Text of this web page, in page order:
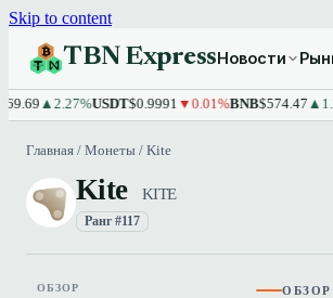
Skip to content
TBN ExpressНовости
▲2.27% USDT$0.9991▼0.01%BNB$574.47▲1.22%
Главная / Монеты / Kite
Kite KITE
Ранг #117
ОБЗОР ОБЗОР